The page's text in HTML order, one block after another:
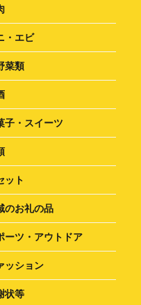
・エビ
菜類
子・スイーツ
ット
のお礼の品
ーツ・アウトドア
ッション
状等